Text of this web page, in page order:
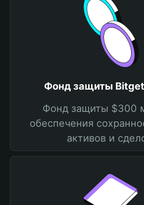
Фонд защиты
Фонд защиты $300
обеспечения
активов и